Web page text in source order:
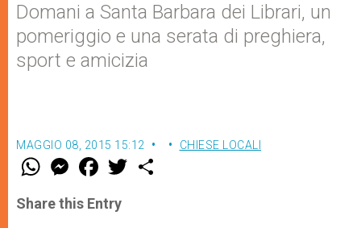
Domani a Santa Barbara dei Librari, un
pomeriggio e una serata di preghiera,
sport e amicizia
MAGGIO 08, 2015 15:12 CHIESE LOCALI
W
t
s
M
e
s
e
F
a
e
b
w
Share this Entry